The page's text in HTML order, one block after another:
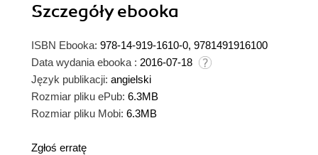
Szczegółyebooka
ISBN Ebooka: 978-14-919-1610-0, 9781491916100
Data wydania ebooka : 2016-07-18
Język publikacji: angielski
Rozmiar pliku ePub: 6.3MB
Rozmiar pliku Mobi: 6.3MB
Zgłoś erratę